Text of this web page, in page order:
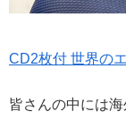
CD2枚付 世界の
皆さんの中には